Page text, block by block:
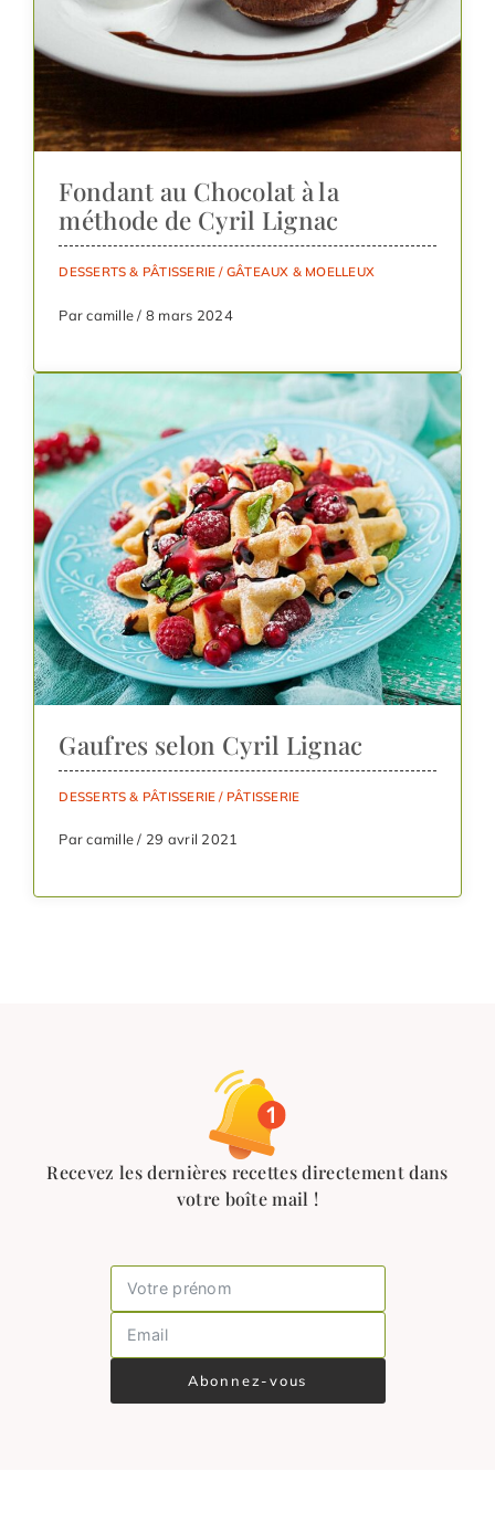
Fondant au Chocolat à la
méthode de Cyril Lignac
DESSERTS & PÂTISSERIE / GÂTEAUX & MOELLEUX
Par camille / 8 mars 2024
Gaufres selon Cyril Lignac
DESSERTS & PÂTISSERIE / PÂTISSERIE
Par camille / 29 avril 2021
Recevez les dernières recettes directement dans
votre boîte mail !
Abonnez-vous